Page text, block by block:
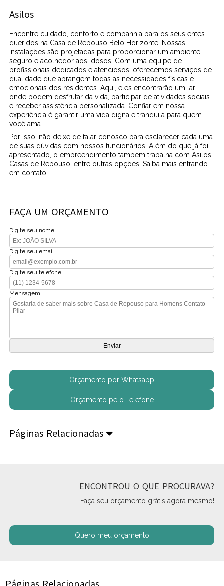
Asilos
Encontre cuidado, conforto e companhia para os seus entes
queridos na Casa de Repouso Belo Horizonte. Nossas
instalações são projetadas para proporcionar um ambiente
seguro e acolhedor aos idosos. Com uma equipe de
profissionais dedicados e atenciosos, oferecemos serviços de
qualidade que abrangem todas as necessidades físicas e
emocionais dos residentes. Aqui, eles encontrarão um lar
onde podem desfrutar da vida, participar de atividades sociais
e receber assistência personalizada. Confiar em nossa
experiência é garantir uma vida digna e tranquila para quem
você ama.
Por isso, não deixe de falar conosco para esclarecer cada uma
de suas dúvidas com nossos funcionários. Além do que já foi
apresentado, o empreendimento também trabalha com Asilos
Casas de Repouso, entre outras opções. Saiba mais entrando
em contato.
FAÇA UM ORÇAMENTO
Digite seu nome
Digite seu email
Digite seu telefone
Mensagem
Orçamento por Whatsapp
Orçamento pelo Telefone
Páginas Relacionadas
ENCONTROU O QUE PROCURAVA?
Faça seu orçamento grátis agora mesmo!
Quero meu orçamento